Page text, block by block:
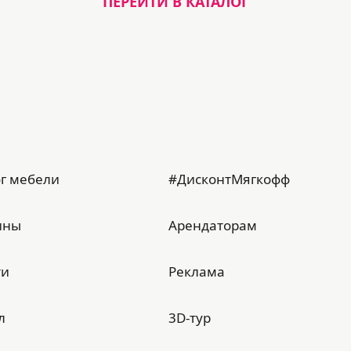
мебели #ДисконтМягкофф
Арендаторам
Реклама
3D-тур